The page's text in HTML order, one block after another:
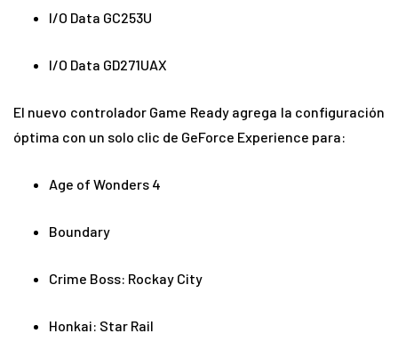
I/O Data GC253U
I/O Data GD271UAX
El nuevo controlador Game Ready agrega la configuración
óptima con un solo clic de GeForce Experience para:
Age of Wonders 4
Boundary
Crime Boss: Rockay City
Honkai: Star Rail